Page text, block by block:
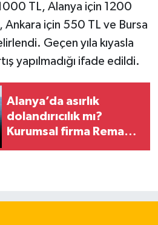
TL, Alanya için 1200
için 550 TL ve Bursa
Geçen yıla kıyasla
yapılmadığı ifade edildi.
Alanya’da asırlık
dolandırıcılık mı?
Kurumsal firma Remax